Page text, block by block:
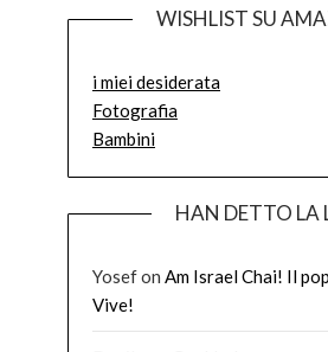
WISHLIST SU
i miei desiderata
Fotografia
Bambini
HAN DETTO LA
Yosefon Am Israel Chai! Il
Vive!